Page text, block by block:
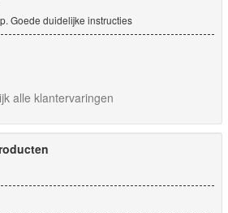
Goede duidelijke instructies
alle klantervaringen